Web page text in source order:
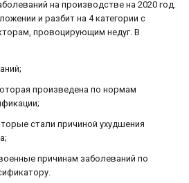
на производстве на 2020 год.
и разбит на 4 категории с
провоцирующим недуг. В
произведена по нормам
стали причиной ухудшения
причинам заболеваний по